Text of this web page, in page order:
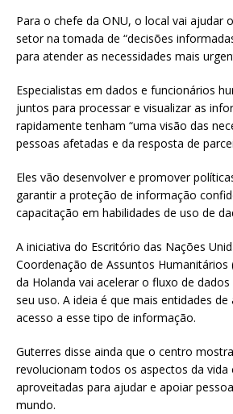
Para o chefe da ONU, o local vai ajudar
setor na tomada de “decisões
para atender as necessidades mais
Especialistas em dados e funcionários
juntos para processar e visualizar as
rapidamente tenham “uma visão das
pessoas afetadas e da resposta de
Eles vão desenvolver e promover
garantir a proteção de informação
capacitação em habilidades de uso de
A iniciativa do Escritório das Nações
Coordenação de Assuntos Humanitários
da Holanda vai acelerar o fluxo de
seu uso. A ideia é que mais entidades
acesso a esse tipo de informação.
Guterres disse ainda que o centro
revolucionam todos os aspectos da vida
aproveitadas para ajudar e apoiar
mundo.